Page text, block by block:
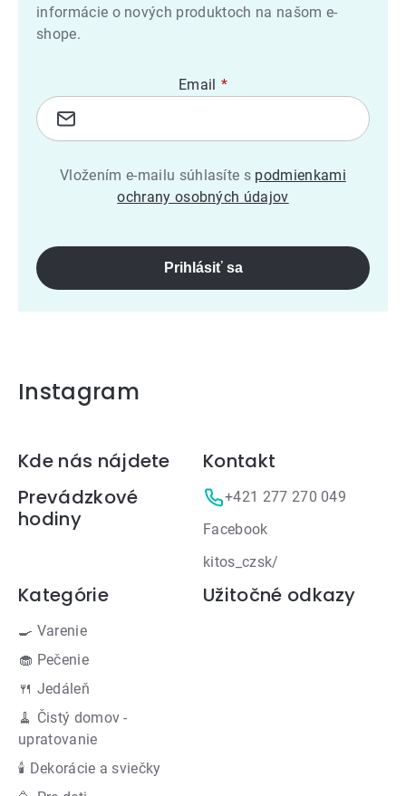
informácie o nových produktoch na našom e-
shope.
Email
Vložením e-mailu súhlasíte s podmienkami
ochrany osobných údajov
Prihlásiť sa
Instagram
Zápätie
Kde nás nájdete
Prevádzkové
hodiny
Kontakt
+421 277 270 049
Facebook
kitos_czsk/
Kategórie
🍳 Varenie
🧁 Pečenie
🍴 Jedáleň
🧹 Čistý domov -
upratovanie
🕯 Dekorácie a sviečky
Užitočné odkazy